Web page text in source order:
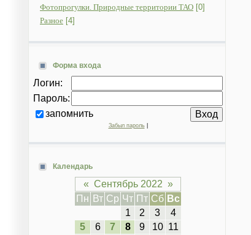
Фотопрогулки. Природные территории ТАО [0]
Разное [4]
Форма входа
Логин:
Пароль:
запомнить
Забыл пароль|
Календарь
« Сентябрь 2022 »
Пн Вт Ср Чт Пт Сб Вс
1
2 3
4
5
6 7 8 9 10 11